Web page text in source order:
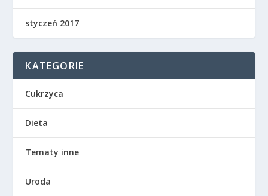
styczeń 2017
KATEGORIE
Cukrzyca
Dieta
Tematy inne
Uroda